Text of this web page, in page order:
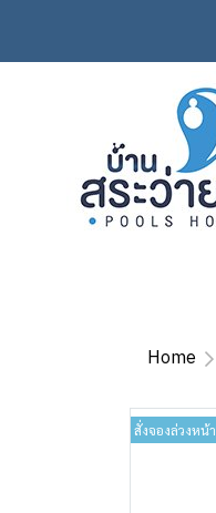
Home
สั่งจองล่วงหน้า